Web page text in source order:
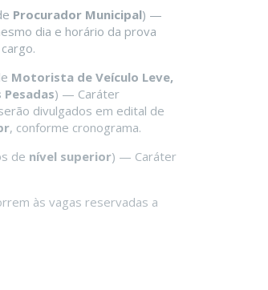
Procurador Municipal) —
dia e horário da prova
Motorista de Veículo Leve,
) — Caráter
divulgados em edital de
, conforme cronograma.
de nível superior) — Caráter
às vagas reservadas a